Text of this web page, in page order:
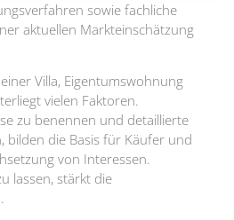
sowie fachliche
aktuellen Markteinschätzung
Villa, Eigentumswohnung
vielen Faktoren.
zu benennen und detaillierte
bilden die Basis für Käufer und
von Interessen.
lassen, stärkt die